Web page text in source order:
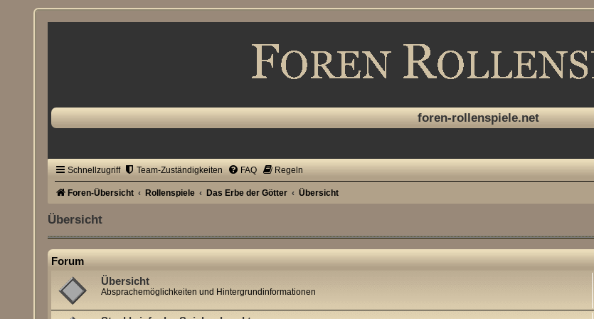
foren-rollenspiele.net
Schnellzugriff Team-Zuständigkeiten FAQ Regeln
Foren-Übersicht Rollenspiele Das Erbe der Götter Übersicht
Übersicht
Forum
Übersicht
Absprachemöglichkeiten und Hintergrundinformationen